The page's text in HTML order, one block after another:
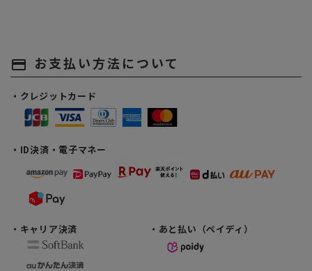
payment お支払い方法について
・クレジットカード
・ID決済・電子マネー
・キャリア決済 ・あと払い（ペイディ）